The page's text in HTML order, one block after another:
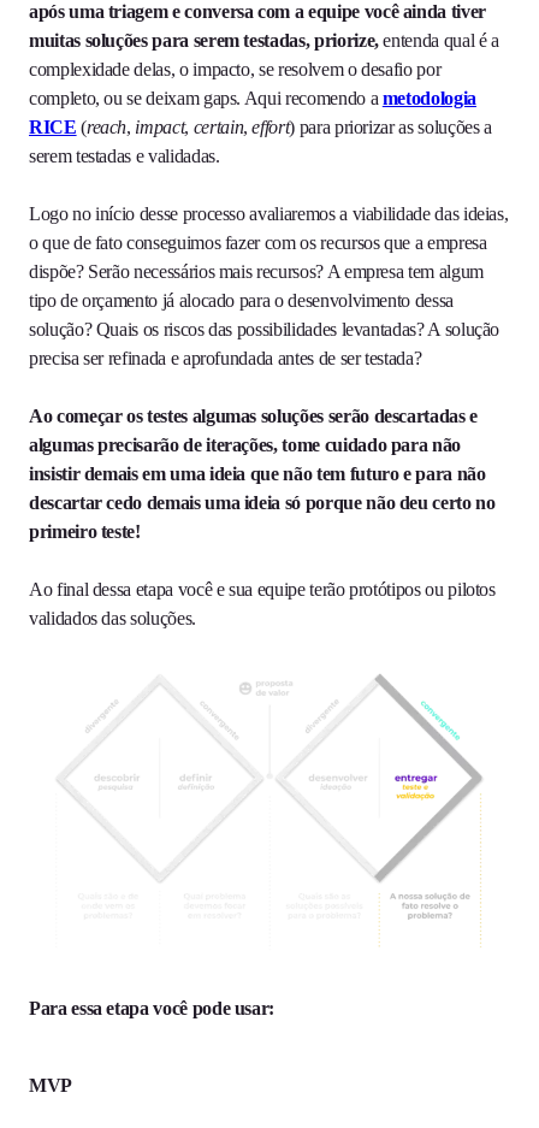
após uma triagem e conversa com a equipe você ainda tiver
muitas soluções para serem testadas, priorize,entenda qual é a
complexidade delas, o impacto, se resolvem o desafio por
completo, ou se deixam gaps. Aqui recomendo a metodologia
RICE (reach, impact, certain,effort) para priorizar as soluções a
serem testadas e validadas.
Logo no início desse processo avaliaremos a viabilidade das ideias,
o que de fato conseguimos fazer com os recursos que a empresa
dispõe? Serão necessários mais recursos? A empresa tem algum
tipo de orçamento já alocado para o desenvolvimento dessa
solução? Quais os riscos das possibilidades levantadas? A solução
precisa ser refinada e aprofundada antes de ser testada?
Ao começar os testes algumas soluções serão descartadas e
algumas precisarão de iterações, tome cuidado para não
insistir demais em uma ideia que não tem futuro e para não
descartar cedo demais uma ideia só porque não deu certo no
primeiro teste!
Ao final dessa etapa você e sua equipe terão protótipos ou pilotos
validados das soluções.
Para essa etapa você pode usar:
MVP